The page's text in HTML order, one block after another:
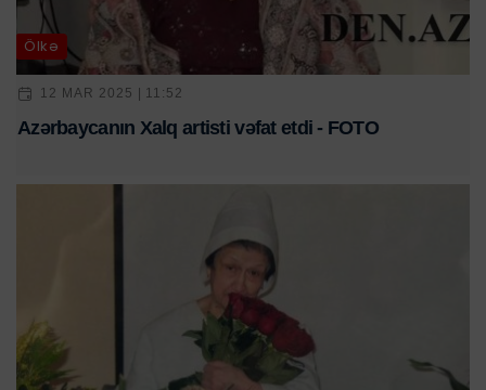
Ölkə
12 MAR 2025 | 11:52
Azərbaycanın Xalq artisti vəfat etdi - FOTO